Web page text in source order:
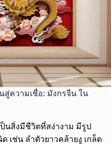
สู่ความเชื่อ: มังกรจีน ใน
นสิ่งมีชีวิตที่สง่างาม มีรูป
เช่น ลำตัวยาวคล้ายงู เกล็ด